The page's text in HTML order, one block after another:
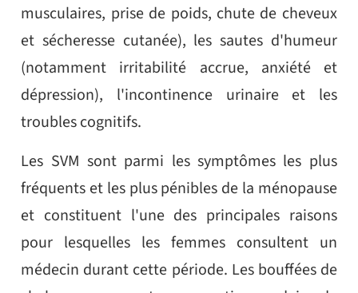
musculaires, prise de poids, chute de cheveux
et sécheresse cutanée), les sautes d'humeur
(notamment irritabilité accrue, anxiété et
dépression), l'incontinence urinaire et les
troubles cognitifs.
Les SVM sont parmi les symptômes les plus
fréquents et les plus pénibles de la ménopause
et constituent l'une des principales raisons
pour lesquelles les femmes consultent un
médecin durant cette période. Les bouffées de